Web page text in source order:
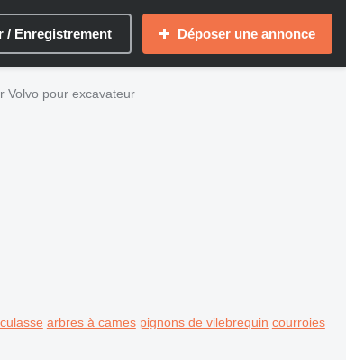
/ Enregistrement Déposer une annonce
Volvo pour excavateur
arbres à cames pignons de vilebrequin courroies